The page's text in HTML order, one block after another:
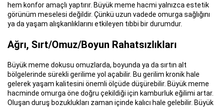
hem konfor amaçlı yaptırır. Büyük meme hacmi yalnızca estetik
görünüm meselesi değildir. Çünkü uzun vadede omurga sağlığını
ya da yaşam alışkanlıklarını etkileyen tıbbi bir durumdur.
Ağrı, Sırt/Omuz/Boyun Rahatsızlıkları
Büyük meme dokusu omuzlarda, boyunda ya da sırtın alt
bölgelerinde sürekli gerilime yol açabilir. Bu gerilim kronik hale
gelerek yaşam kalitesini önemli ölçüde düşürebilir. Büyük meme
hacminde omurga öne doğru çekildiği için kamburluk eğilimi artar.
Oluşan duruş bozuklukları zaman içinde kalıcı hale gelebilir. Büyük